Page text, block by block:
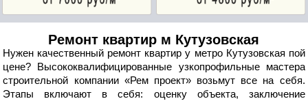
Ремонт квартир м Кутузовская
Нужен качественный ремонт квартир у метро Кутузовская пой
цене? Высококвалифицированные узкопрофильные мастера
строительной компании «Рем проект» возьмут все на себя.
Этапы включают в себя: оценку объекта, заключение